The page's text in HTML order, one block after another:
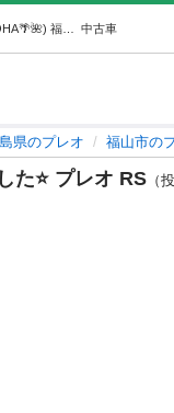
中古車
県のプレオ 福山市の
た⭐️ プレオ RS （